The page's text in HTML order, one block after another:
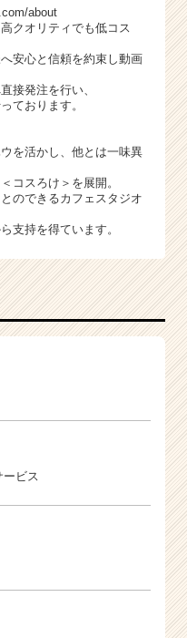
about
クオリティでも低コス
安心と信頼を約束し動画
接発注を行い、
ております。
を活かし、他とは一味異
コスろけ＞を展開。
のできるカフェスタジオ
支持を得ています。
ービス